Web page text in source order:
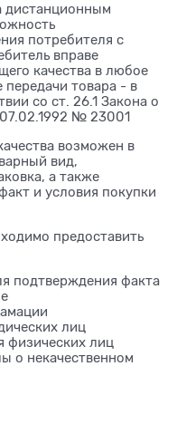
дистанционным
потребителя с
вправе
качества в любое
передачи товара - в
со ст. 26.1 Закона о
№ 23001
возможен в
вид,
а также
и условия покупки
предоставить
подтверждения факта
лиц
физических лиц
о некачественном